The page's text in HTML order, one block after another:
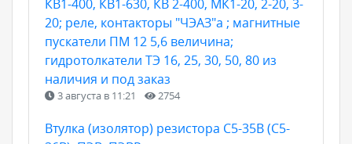
КВ1-400, КВ1-630, КВ 2-400, МК1-20, 2-20, 3-
20; реле, контакторы "ЧЭАЗ"а ; магнитные
пускатели ПМ 12 5,6 величина;
гидротолкатели ТЭ 16, 25, 30, 50, 80 из
наличия и под заказ
3 августа в 11:21 2754
Втулка (изолятор) резистора С5-35В (С5-